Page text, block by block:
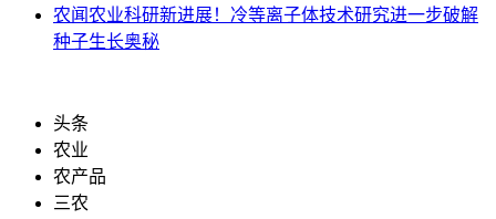
农闻农业科研新进展！冷等离子体技术研究进一步破解
种子生长奥秘
头条
农业
农产品
三农